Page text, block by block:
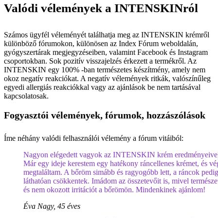
Valódi vélemények a INTENSKINról
Számos ügyfél véleményét találhatja meg az INTENSKIN krémről
különböző fórumokon, különösen az Index Fórum weboldalán,
gyógyszertárak megjegyzéseiben, valamint Facebook és Instagram
csoportokban. Sok pozitív visszajelzés érkezett a termékről. Az
INTENSKIN egy 100% -ban természetes készítmény, amely nem
okoz negatív reakciókat. A negatív vélemények ritkák, valószínűleg
egyedi allergiás reakciókkal vagy az ajánlások be nem tartásával
kapcsolatosak.
Fogyasztói vélemények, fórumok, hozzászólások
Íme néhány valódi felhasználói vélemény a fórum vitáiból:
Nagyon elégedett vagyok az INTENSKIN krém
Már egy ideje kerestem egy hatékony ráncellenes krémet, és
megtaláltam. A bőröm simább és ragyogóbb lett, a ráncok pedig
láthatóan csökkentek. Imádom az összetevőit is, mivel
és nem okozott irritációt a bőrömön. Mindenkinek ajánlom!
Éva Nagy, 45 éves